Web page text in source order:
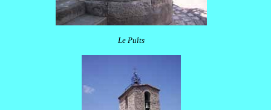
Le Puîts